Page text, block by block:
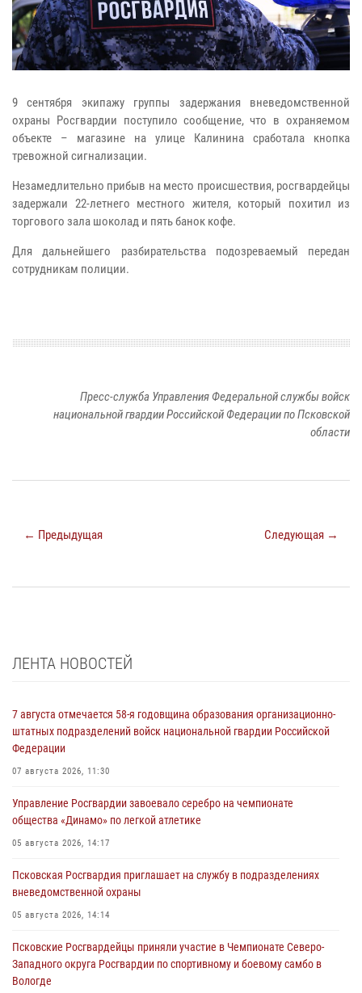
9 сентября экипажу группы задержания вневедомственной
охраны Росгвардии поступило сообщение, что в охраняемом
объекте – магазине на улице Калинина сработала кнопка
тревожной сигнализации.
Незамедлительно прибыв на место происшествия, росгвардейцы
задержали 22-летнего местного жителя, который похитил из
торгового зала шоколад и пять банок кофе.
Для дальнейшего разбирательства подозреваемый передан
сотрудникам полиции.
Пресс-служба Управления Федеральной службы войск
национальной гвардии Российской Федерации по Псковской
области
← Предыдущая Следующая →
ЛЕНТА НОВОСТЕЙ
7 августа отмечается 58-я годовщина образования организационно-
штатных подразделений войск национальной гвардии Российской
Федерации
07 августа 2026, 11:30
Управление Росгвардии завоевало серебро на чемпионате
общества «Динамо» по легкой атлетике
05 августа 2026, 14:17
Псковская Росгвардия приглашает на службу в подразделениях
вневедомственной охраны
05 августа 2026, 14:14
Псковские Росгвардейцы приняли участие в Чемпионате Северо-
Западного округа Росгвардии по спортивному и боевому самбо в
Вологде